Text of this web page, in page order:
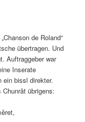
de Roland“
übertragen. Und
Auftraggeber war
Inserate
ein bissl direkter.
übrigens: